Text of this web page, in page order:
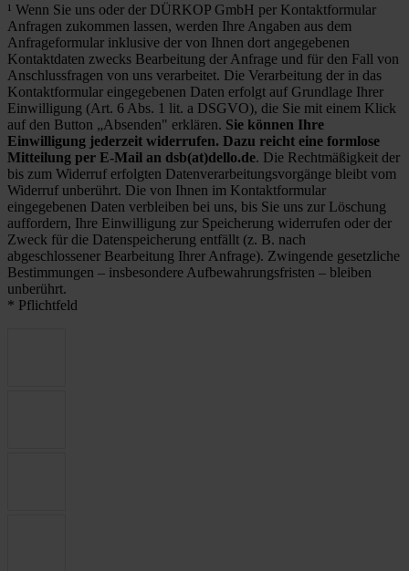
¹ Wenn Sie uns oder der DÜRKOP GmbH per Kontaktformular
Anfragen zukommen lassen, werden Ihre Angaben aus dem
Anfrageformular inklusive der von Ihnen dort angegebenen
Kontaktdaten zwecks Bearbeitung der Anfrage und für den Fall von
Anschlussfragen von uns verarbeitet. Die Verarbeitung der in das
Kontaktformular eingegebenen Daten erfolgt auf Grundlage Ihrer
Einwilligung (Art. 6 Abs. 1 lit. a DSGVO), die Sie mit einem Klick
auf den Button „Absenden" erklären. Sie können Ihre
Einwilligung jederzeit widerrufen. Dazu reicht eine formlose
Mitteilung per E-Mail an dsb(at)dello.de. Die Rechtmäßigkeit der
bis zum Widerruf erfolgten Datenverarbeitungsvorgänge bleibt vom
Widerruf unberührt. Die von Ihnen im Kontaktformular
eingegebenen Daten verbleiben bei uns, bis Sie uns zur Löschung
auffordern, Ihre Einwilligung zur Speicherung widerrufen oder der
Zweck für die Datenspeicherung entfällt (z. B. nach
abgeschlossener Bearbeitung Ihrer Anfrage). Zwingende gesetzliche
Bestimmungen – insbesondere Aufbewahrungsfristen – bleiben
unberührt.
* Pflichtfeld